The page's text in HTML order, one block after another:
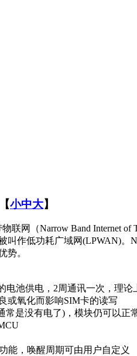
【小中大】
网（Narrow Band Internet of
叫作低功耗广域网(LPWAN)
势。
池供电，2周通讯一次，理论
氧化而影响SIM卡的读写
是没有电了)，模块仍可以正
，唤醒周期可由用户自定义